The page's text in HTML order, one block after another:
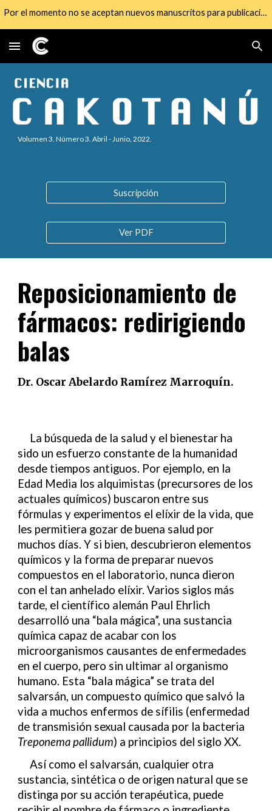
Por el momento no se aceptan nuevos manuscritos para publicación
Volumen 3. Número 3.Abril -Junio, 2022.
Suscripción
Ver PDF
Reposicionamiento de
fármacos: redirigiendo
balas
Dr. Oscar Abelardo Ramírez Marroquín.
La búsqueda de la salud y el bienestar ha
sido un esfuerzo constante de la humanidad
desde tiempos antiguos. Por ejemplo, en la
Edad Media los alquimistas (precursores de los
actuales químicos) buscaron entre sus
fórmulas y experimentos el elíxir de la vida, que
les permitiera gozar de buena salud por
muchos días. Y si bien, descubrieron elementos
químicos y la forma de preparar nuevos
compuestos en el laboratorio, nunca dieron
con el tan anhelado elíxir. Varios siglos más
tarde, el científico alemán Paul Ehrlich
desarrolló una “bala mágica”, una sustancia
química capaz de acabar con los
microorganismos causantes de enfermedades
en el cuerpo, pero sin ultimar al organismo
humano. Esta “bala mágica” se trata del
salvarsán, un compuesto químico que salvó la
vida a muchos enfermos de sífilis (enfermedad
de transmisión sexual causada por la bacteria
Treponema pallidum) a principios del siglo XX.
Así como el salvarsán, cualquier otra
sustancia, sintética o de origen natural que se
distinga por su acción terapéutica, puede